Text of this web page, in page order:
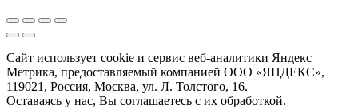
Сайт использует cookie и сервис веб-аналитики Яндекс
Метрика, предоставляемый компанией ООО «ЯНДЕКС»,
119021, Россия, Москва, ул. Л. Толстого, 16.
Оставаясь у нас, Вы соглашаетесь с их обработкой.